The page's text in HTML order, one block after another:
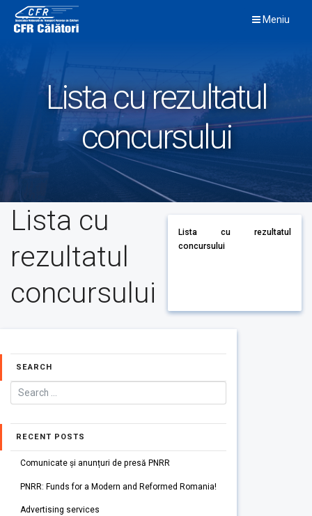
content
Meniu
Lista cu rezultatul
concursului
Lista cu
rezultatul
concursului
Lista cu rezultatul
concursului
SEARCH
RECENT POSTS
Comunicate și anunțuri de presă PNRR
PNRR: Funds for a Modern and Reformed Romania!
Advertising services